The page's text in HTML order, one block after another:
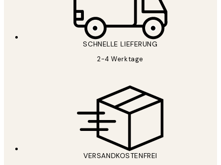
SCHNELLE LIEFERUNG
2-4 Werktage
VERSANDKOSTENFREI